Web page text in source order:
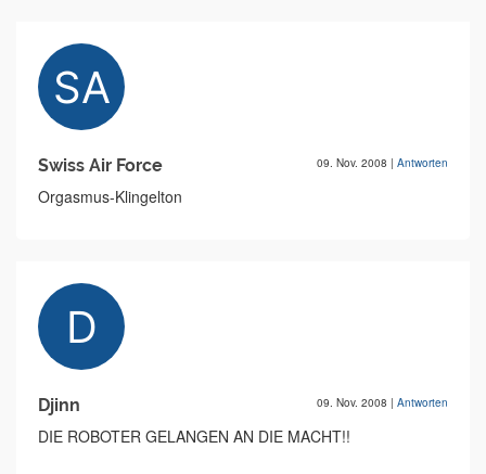
Swiss Air Force 09. Nov. 2008 | Antworten
Orgasmus-Klingelton
Djinn 09. Nov. 2008 | Antworten
DIE ROBOTER GELANGEN AN DIE MACHT!!